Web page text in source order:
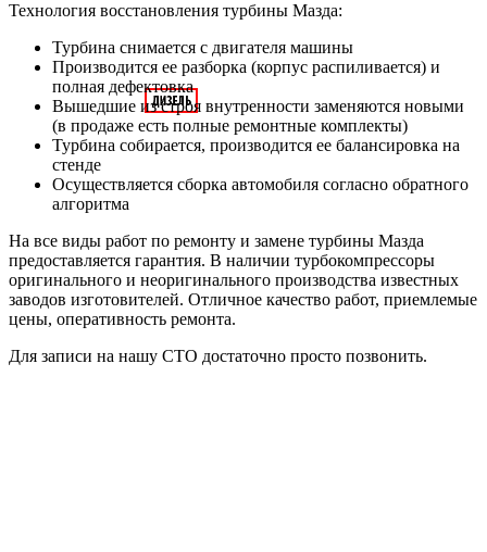
Технология восстановления турбины Мазда:
Турбина снимается с двигателя машины
Производится ее разборка (корпус распиливается) и
полная дефектовка
Вышедшие из строя внутренности заменяются новыми
(в продаже есть полные ремонтные комплекты)
Турбина собирается, производится ее балансировка на
стенде
Осуществляется сборка автомобиля согласно обратного
алгоритма
На все виды работ по ремонту и замене турбины Мазда
предоставляется гарантия. В наличии турбокомпрессоры
оригинального и неоригинального производства известных
заводов изготовителей. Отличное качество работ, приемлемые
цены, оперативность ремонта.
Для записи на нашу СТО достаточно просто позвонить.